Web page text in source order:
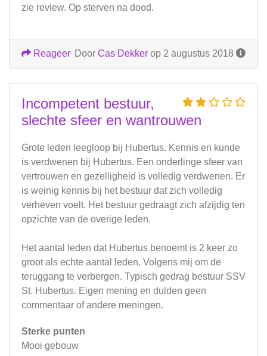
zie review. Op sterven na dood.
Door Cas Dekker op 2 augustus 2018
Reageer
Incompetent bestuur,
slechte sfeer en wantrouwen
Grote leden leegloop bij Hubertus. Kennis en kunde
is verdwenen bij Hubertus. Een onderlinge sfeer van
vertrouwen en gezelligheid is volledig verdwenen. Er
is weinig kennis bij het bestuur dat zich volledig
verheven voelt. Het bestuur gedraagt zich afzijdig ten
opzichte van de overige leden.
Het aantal leden dat Hubertus benoemt is 2 keer zo
groot als echte aantal leden. Volgens mij om de
teruggang te verbergen. Typisch gedrag bestuur SSV
St. Hubertus. Eigen mening en dulden geen
commentaar of andere meningen.
Sterke punten
Mooi gebouw